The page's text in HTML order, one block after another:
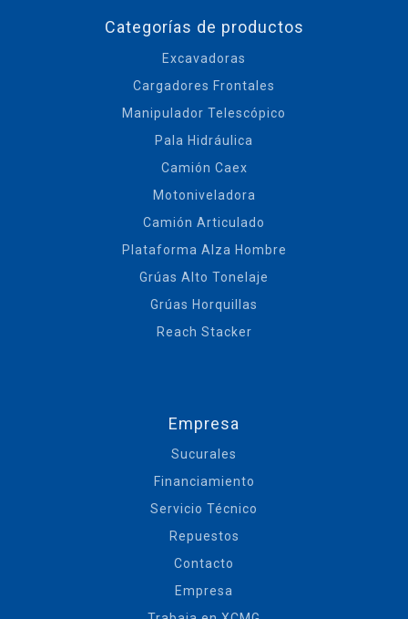
Categorías de productos
Excavadoras
Cargadores Frontales
Manipulador Telescópico
Pala Hidráulica
Camión Caex
Motoniveladora
Camión Articulado
Plataforma Alza Hombre
Grúas Alto Tonelaje
Grúas Horquillas
Reach Stacker
Empresa
Sucurales
Financiamiento
Servicio Técnico
Repuestos
Contacto
Empresa